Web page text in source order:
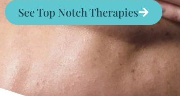
See Top Notch Therapies